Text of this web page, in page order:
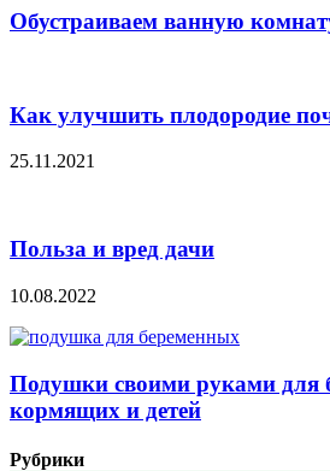
Обустраиваем ванную
Как улучшить плодородие
25.11.2021
Польза и вред дачи
10.08.2022
Подушки своими руками для
кормящих и детей
Рубрики